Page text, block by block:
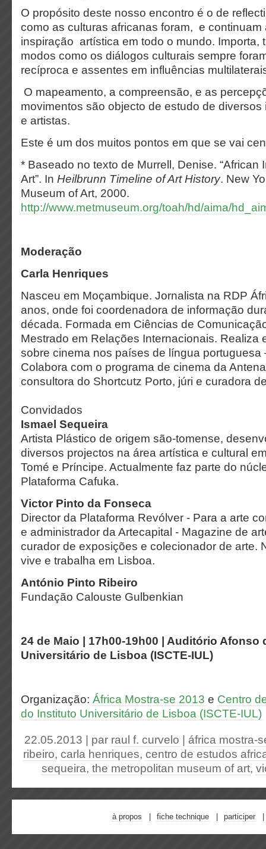
O propósito deste nosso encontro é o de
como as culturas africanas foram, e continuam
inspiração artística em todo o mundo. Importa,
modos como os diálogos culturais sempre
recíproca e assentes em influências
O mapeamento, a compreensão, e as
movimentos são objecto de estudo de diversos
e artistas.
Este é um dos muitos pontos em que se vai
* Baseado no texto de Murrell, Denise. “African
Art”. In Heilbrunn Timeline of Art History. New
Museum of Art, 2000.
http://www.metmuseum.org/toah/hd/aima/
Moderação
Carla Henriques
Nasceu em Moçambique. Jornalista na RDP
anos, onde foi coordenadora de informação
década. Formada em Ciências de
Mestrado em Relações Internacionais. Realiza
sobre cinema nos países de língua portuguesa
Colabora com o programa de cinema da
consultora do Shortcutz Porto, júri e curadora
Convidados
Ismael Sequeira
Artista Plástico de origem são-tomense,
diversos projectos na área artística e cultural
Tomé e Príncipe. Actualmente faz parte do
Plataforma Cafuka.
Victor Pinto da Fonseca
Director da Plataforma Revólver - Para a arte
e administrador da Artecapital - Magazine de
curador de exposições e colecionador de arte.
vive e trabalha em Lisboa.
António Pinto Ribeiro
Fundação Calouste Gulbenkian
24 de Maio | 17h00-19h00 | Auditório Afonso
Universitário de Lisboa (ISCTE-IUL)
Organização: África Mostra-se 2013 e Centro
do Instituto Universitário de Lisboa (ISCTE-IUL)
22.05.2013 | par raul f. curvelo
áfrica mostra-
ribeiro, carla henriques, centro de estudos
sequeira, the metropolitan museum of art,
à propos fiche technique participer